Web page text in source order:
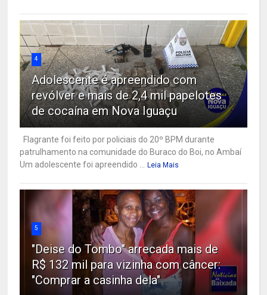
4
Adolescente é apreendido com
revólver e mais de 2,4 mil papelotes
de cocaína em Nova Iguaçu
Flagrante foi feito por policiais do 20º BPM durante
patrulhamento na comunidade do Buraco do Boi, no Ambaí
Um adolescente foi apreendido ...
Leia Mais
5
"Deise do Tombo" arrecada mais de
R$ 132 mil para vizinha com câncer:
"Comprar a casinha dela"